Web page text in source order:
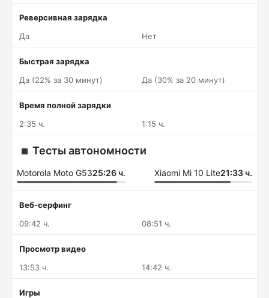
Реверсивная зарядка
Да
Нет
Быстрая зарядка
Да (22% за 30 минут)
Да (30% за 20 минут)
Время полной зарядки
2:35 ч.
1:15 ч.
Тесты автономности
Motorola Moto G5325:26 ч. Xiaomi Mi 10 Lite21:33 ч.
Веб-серфинг
09:42 ч.
08:51 ч.
Просмотр видео
13:53 ч.
14:42 ч.
Игры